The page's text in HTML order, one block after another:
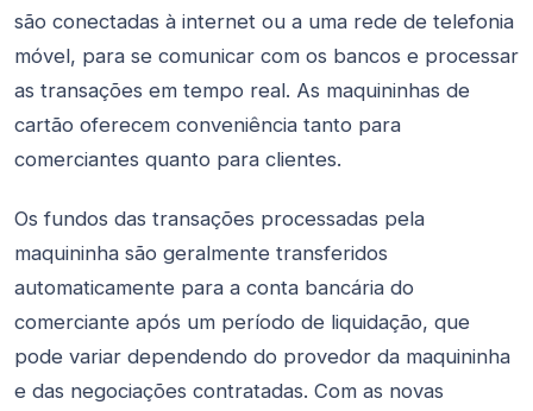
são conectadas à internet ou a uma rede de telefonia
móvel, para se comunicar com os bancos e processar
as transações em tempo real. As maquininhas de
cartão oferecem conveniência tanto para
comerciantes quanto para clientes.
Os fundos das transações processadas pela
maquininha são geralmente transferidos
automaticamente para a conta bancária do
comerciante após um período de liquidação, que
pode variar dependendo do provedor da maquininha
e das negociações contratadas. Com as novas